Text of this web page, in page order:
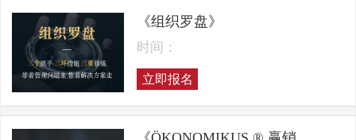
《组织罗盘》
时间：
立即报名